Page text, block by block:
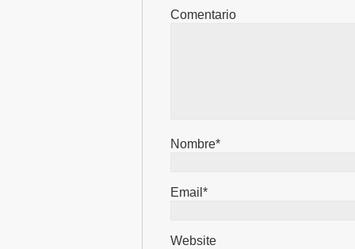
Comentario
Nombre*
Email*
Website